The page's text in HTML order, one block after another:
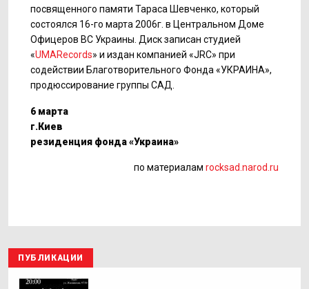
посвященного памяти Тараса Шевченко, который
состоялся 16-го марта 2006г. в Центральном Доме
Офицеров ВС Украины. Диск записан студией
«UMARecords» и издан компанией «JRC» при
содействии Благотворительного Фонда «УКРАИНА»,
продюссирование группы САД.
6 марта
г.Киев
резиденция фонда «Украина»
по материалам rocksad.narod.ru
ПУБЛИКАЦИИ